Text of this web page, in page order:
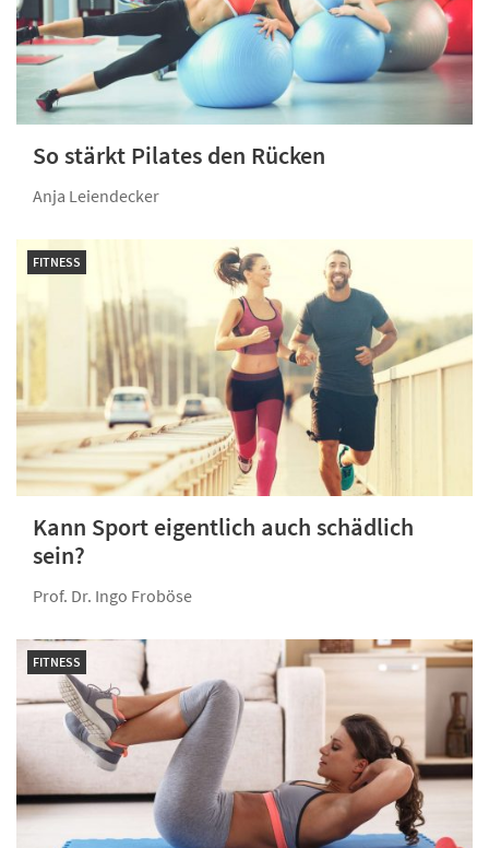
So stärkt Pilates den Rücken
Anja Leiendecker
FITNESS
Kann Sport eigentlich auch schädlich
sein?
Prof. Dr. Ingo Froböse
FITNESS